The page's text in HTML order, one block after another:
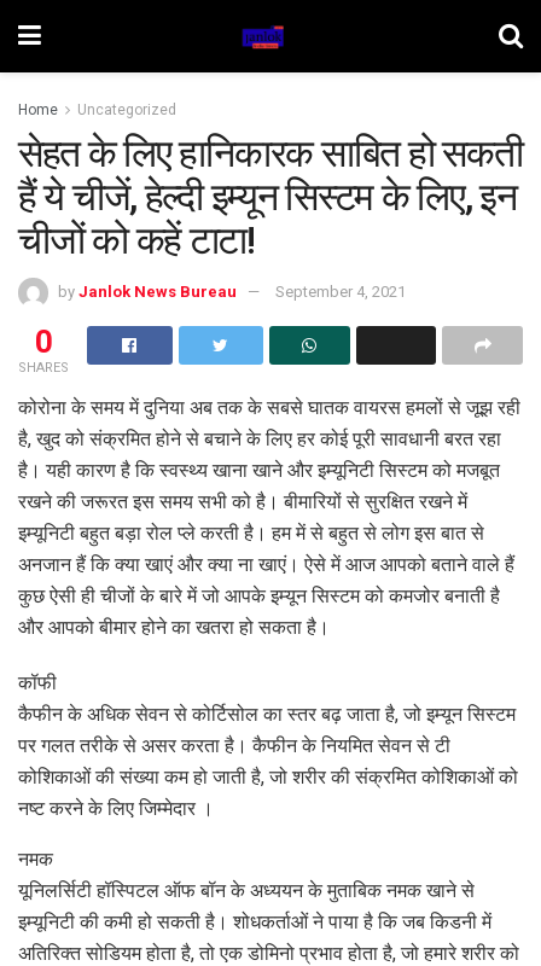
Home Uncategorized
सेहत के लिए हानिकारक साबित हो सकती
हैं ये चीजें, हेल्दी इम्यून सिस्टम के लिए, इन
चीजों को कहें टाटा!
by Janlok News Bureau September 4, 2021
0
SHARES
कोरोना के समय में दुनिया अब तक के सबसे घातक वायरस हमलों से जूझ रही
है, खुद को संक्रमित होने से बचाने के लिए हर कोई पूरी सावधानी बरत रहा
है। यही कारण है कि स्वस्थ्य खाना खाने और इम्यूनिटी सिस्टम को मजबूत
रखने की जरूरत इस समय सभी को है। बीमारियों से सुरक्षित रखने में
इम्यूनिटी बहुत बड़ा रोल प्ले करती है। हम में से बहुत से लोग इस बात से
अनजान हैं कि क्या खाएं और क्या ना खाएं। ऐसे में आज आपको बताने वाले हैं
कुछ ऐसी ही चीजों के बारे में जो आपके इम्यून सिस्टम को कमजोर बनाती है
और आपको बीमार होने का खतरा हो सकता है।
कॉफी
कैफीन के अधिक सेवन से कोर्टिसोल का स्तर बढ़ जाता है, जो इम्यून सिस्टम
पर गलत तरीके से असर करता है। कैफीन के नियमित सेवन से टी
कोशिकाओं की संख्या कम हो जाती है, जो शरीर की संक्रमित कोशिकाओं को
नष्ट करने के लिए जिम्मेदार ।
नमक
यूनिलर्सिटी हॉस्पिटल ऑफ बॉन के अध्ययन के मुताबिक नमक खाने से
इम्यूनिटी की कमी हो सकती है। शोधकर्ताओं ने पाया है कि जब किडनी में
अतिरिक्त सोडियम होता है, तो एक डोमिनो प्रभाव होता है, जो हमारे शरीर को